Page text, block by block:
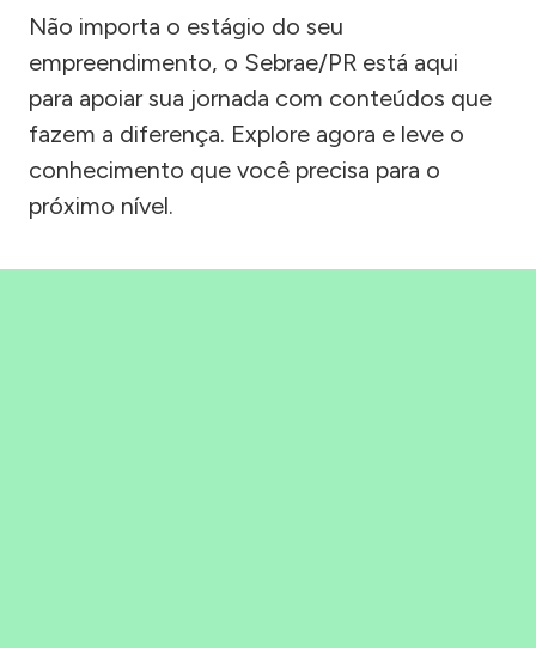
Não importa o estágio do seu
empreendimento, o Sebrae/PR está aqui
para apoiar sua jornada com conteúdos que
fazem a diferença. Explore agora e leve o
conhecimento que você precisa para o
próximo nível.